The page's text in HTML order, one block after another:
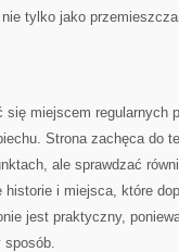
tylko jako
się miejscem regularnych
Strona zachęca do
ale sprawdzać
i miejsca, które
jest praktyczny,
sposób.